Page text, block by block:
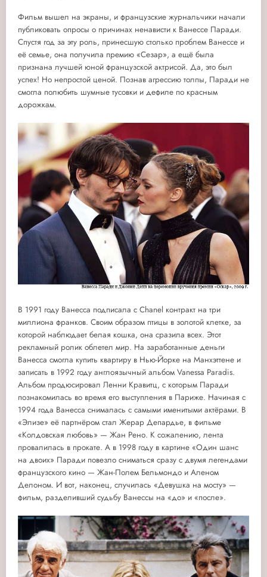
Фильм вышел на экраны, и французские журнальчики начали
публиковать опросы о причинах ненависти к Ванессе Паради.
Спустя год за эту роль, принесшую столько проблем Ванессе и
её семье, она получила премию «Сезар», а ещё была
признана лучшей юной французской актрисой. Да, это был
успех! Но непростой ценой. Познав агрессию толпы, Паради не
смогла полюбить шумные тусовки и дефиле по красным
дорожкам.
В 1991 году Ванесса подписала с Chanel контракт на три
миллиона франков. Своим образом птицы в золотой клетке, за
которой наблюдает белая кошка, она сразила всех. Этот
рекламный ролик облетел мир. На заработанные деньги
Ванесса смогла купить квартиру в Нью-Йорке на Манхэттене и
записать в 1992 году англоязычный альбом Vanessa Paradis.
Альбом продюсировал Ленни Кравитц, с которым Паради
познакомилась во время его выступления в Париже. Начиная с
1994 года Ванесса снималась с самыми именитыми актёрами. В
«Элизе» её партнёром стал Жерар Депардье, в фильме
«Колдовская любовь» — Жан Рено. К сожалению, лента
провалилась в прокате. А в 1998 году в картине «Один шанс
на двоих» Паради повезло сниматься сразу с двумя легендами
французского кино — Жан-Полем Бельмондо и Аленом
Делоном. И вот, наконец, случилась «Девушка на мосту» —
фильм, разделивший судьбу Ванессы на «до» и «после».